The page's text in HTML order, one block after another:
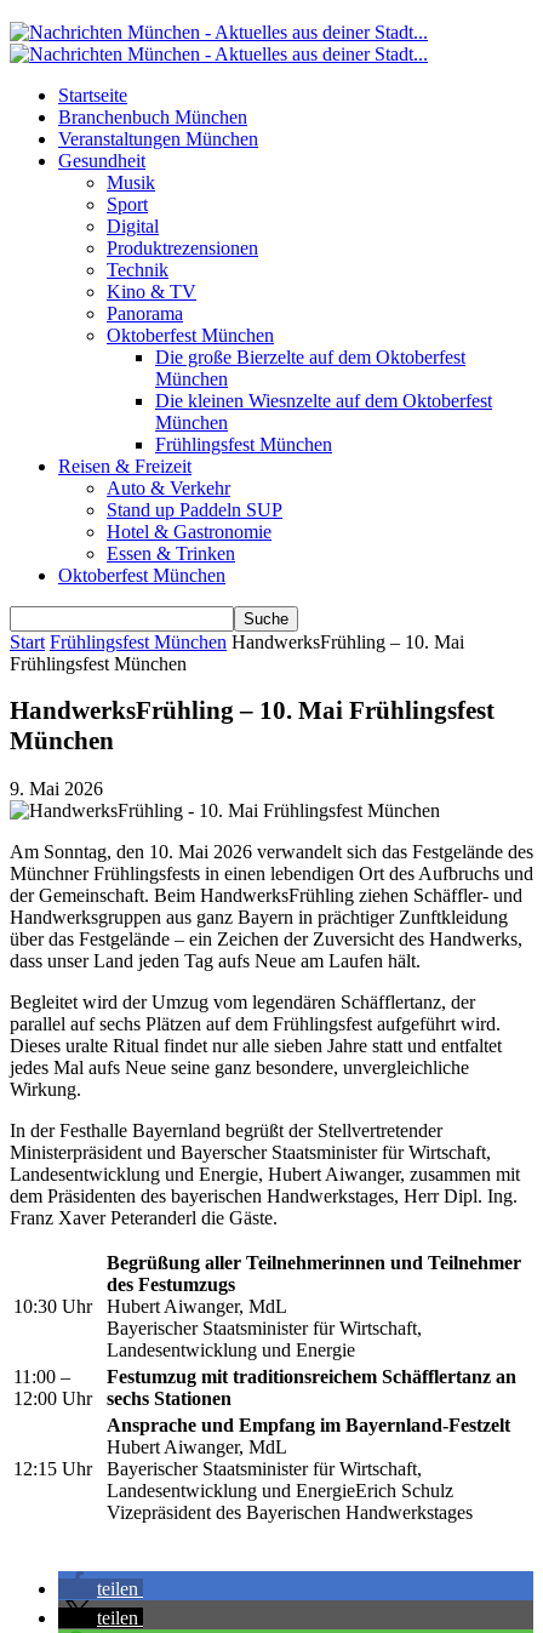
Startseite
Branchenbuch München
Veranstaltungen München
Gesundheit
Musik
Sport
Digital
Produktrezensionen
Technik
Kino & TV
Panorama
Oktoberfest München
Die große Bierzelte auf dem Oktoberfest
München
Die kleinen Wiesnzelte auf dem Oktoberfest
München
Frühlingsfest München
Reisen & Freizeit
Auto & Verkehr
Stand up Paddeln SUP
Hotel & Gastronomie
Essen & Trinken
Oktoberfest München
Start Frühlingsfest München HandwerksFrühling – 10. Mai
Frühlingsfest München
HandwerksFrühling – 10. Mai Frühlingsfest
München
9. Mai 2026
Am Sonntag, den 10. Mai 2026 verwandelt sich das Festgelände des
Münchner Frühlingsfests in einen lebendigen Ort des Aufbruchs und
der Gemeinschaft. Beim HandwerksFrühling ziehen Schäffler- und
Handwerksgruppen aus ganz Bayern in prächtiger Zunftkleidung
über das Festgelände – ein Zeichen der Zuversicht des Handwerks,
dass unser Land jeden Tag aufs Neue am Laufen hält.
Begleitet wird der Umzug vom legendären Schäfflertanz, der
parallel auf sechs Plätzen auf dem Frühlingsfest aufgeführt wird.
Dieses uralte Ritual findet nur alle sieben Jahre statt und entfaltet
jedes Mal aufs Neue seine ganz besondere, unvergleichliche
Wirkung.
In der Festhalle Bayernland begrüßt der Stellvertretender
Ministerpräsident und Bayerscher Staatsminister für Wirtschaft,
Landesentwicklung und Energie, Hubert Aiwanger, zusammen mit
dem Präsidenten des bayerischen Handwerkstages, Herr Dipl. Ing.
Franz Xaver Peteranderl die Gäste.
10:30 Uhr
Begrüßung aller Teilnehmerinnen und Teilnehmer
des Festumzugs
Hubert Aiwanger, MdL
Bayerischer Staatsminister für Wirtschaft,
Landesentwicklung und Energie
11:00 –
12:00 Uhr
Festumzug mit traditionsreichem Schäfflertanz an
sechs Stationen
12:15 Uhr
Ansprache und Empfang im Bayernland-Festzelt
Hubert Aiwanger, MdL
Bayerischer Staatsminister für Wirtschaft,
Landesentwicklung und EnergieErich Schulz
Vizepräsident des Bayerischen Handwerkstages
teilen
teilen